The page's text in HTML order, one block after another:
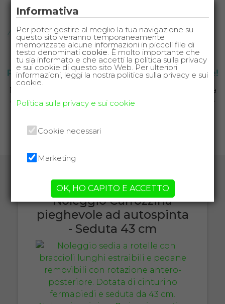
Prenota la sedia a rotelle per le tue vacanze!
Parti senza pensieri, la sedia a rotelle ti verrà consegnata
e ritirata presso la struttura ricettiva che hai scelto per le
CHIAMA ORA
Tutte le sedie a rotelle per disabili e
Noleggio Carrozzina
pieghevole ad autospinta
- Seduta 43 cm
Informativa
Per poter gestire al meglio la tua navigazione su
questo sito verranno temporaneamente
memorizzate alcune informazioni in piccoli file di
testo denominati cookie. È molto importante che
tu sia informato e che accetti la politica sulla privacy
e sui cookie di questo sito Web. Per ulteriori
informazioni, leggi la nostra politica sulla privacy e sui
cookie.
Politica sulla privacy e sui cookie
Cookie necessari
Marketing
OK, HO CAPITO E ACCETTO